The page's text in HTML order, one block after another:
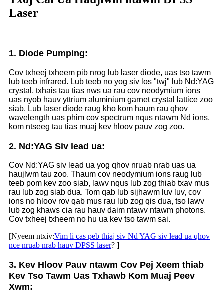
Laser
1. Diode Pumping:
Cov txheej txheem pib nrog lub laser diode, uas tso tawm
lub teeb infrared. Lub teeb no yog siv los "twj" lub Nd:YAG
crystal, txhais tau tias nws ua rau cov neodymium ions
uas nyob hauv yttrium aluminium garnet crystal lattice zoo
siab. Lub laser diode raug kho kom haum rau qhov
wavelength uas phim cov spectrum nqus ntawm Nd ions,
kom ntseeg tau tias muaj kev hloov pauv zog zoo.
2. Nd:YAG Siv lead ua:
Cov Nd:YAG siv lead ua yog qhov nruab nrab uas ua
haujlwm tau zoo. Thaum cov neodymium ions raug lub
teeb pom kev zoo siab, lawv nqus lub zog thiab txav mus
rau lub zog siab dua. Tom qab lub sijhawm luv luv, cov
ions no hloov rov qab mus rau lub zog qis dua, tso lawv
lub zog khaws cia rau hauv daim ntawv ntawm photons.
Cov txheej txheem no hu ua kev tso tawm sai.
[Nyeem ntxiv:Vim li cas peb thiaj siv Nd YAG siv lead ua qhov
nce nruab nrab hauv DPSS laser? ]
3. Kev Hloov Pauv ntawm Cov Pej Xeem thiab
Kev Tso Tawm Uas Txhawb Kom Muaj Peev
Xwm: